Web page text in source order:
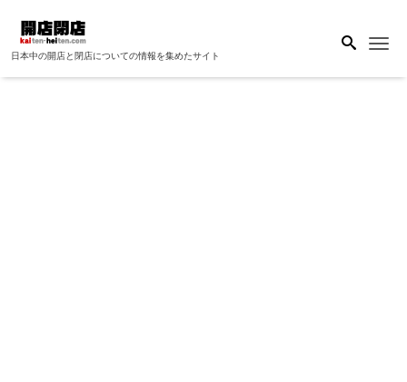
日本中の開店と閉店についての情報を集めたサイト